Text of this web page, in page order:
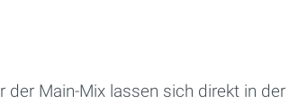
der Main-Mix lassen sich direkt in